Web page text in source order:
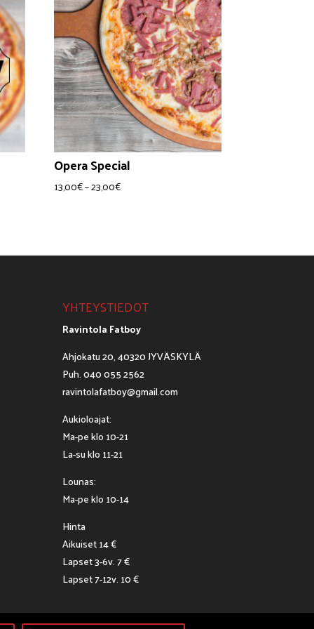
Opera Special
13,00€–23,00€Hintaluokka:
YHTEYSTIEDOT
Ravintola Fatboy
Ahjokatu 20, 40320 JYVÄSKYLÄ
Puh. 040 055 2562
ravintolafatboy@gmail.com
Aukioloajat:
Ma-pe klo 10-21
La-su klo 11-21
Lounas:
Ma-pe klo 10-14
Hinta
Aikuiset 14 €
Lapset 3-6v. 7 €
Lapset 7-12v. 10 €